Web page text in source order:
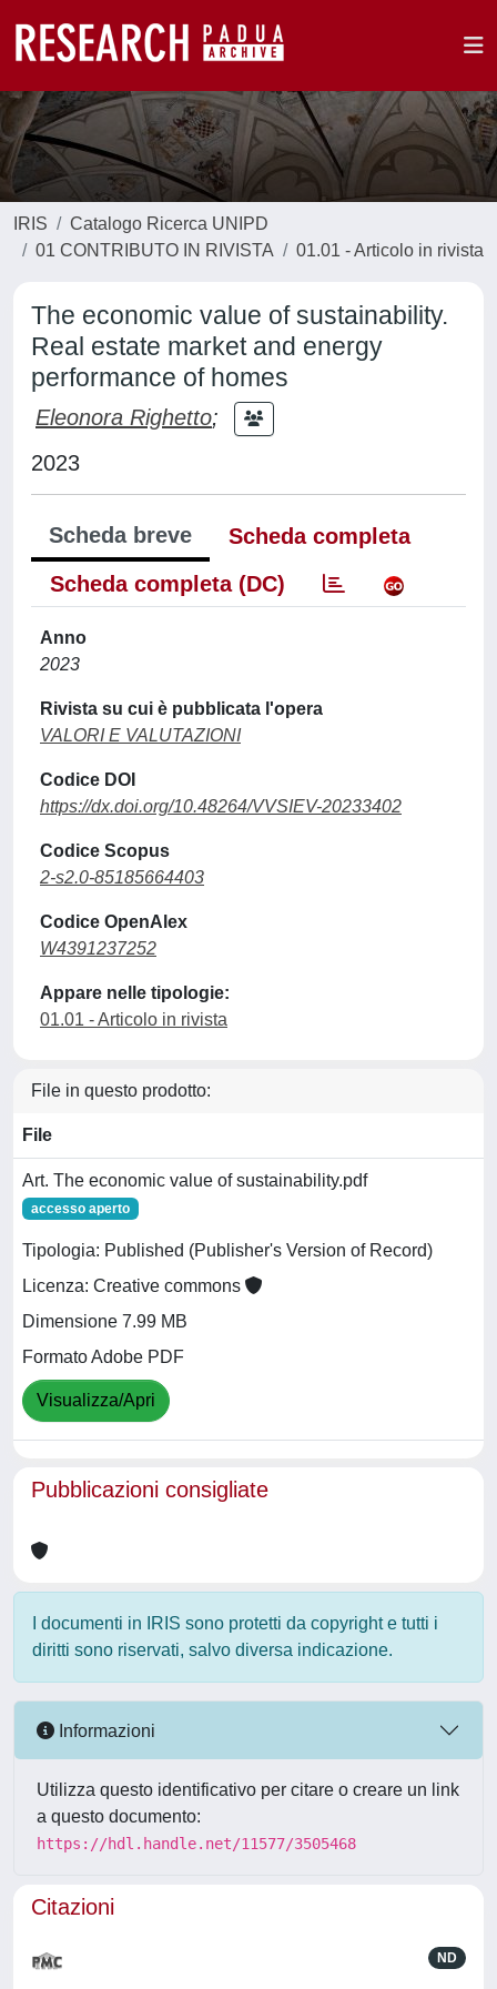
IRIS
Catalogo Ricerca UNIPD
01 CONTRIBUTO IN RIVISTA
01.01 - Articolo in rivista
The economic value of sustainability.
Real estate market and energy
performance of homes
Eleonora Righetto;
2023
Scheda breve
Scheda completa
Scheda completa (DC)
Anno
2023
Rivista su cui è pubblicata l'opera
VALORI E VALUTAZIONI
Codice DOI
https://dx.doi.org/10.48264/VVSIEV-20233402
Codice Scopus
2-s2.0-85185664403
Codice OpenAlex
W4391237252
Appare nelle tipologie:
01.01 - Articolo in rivista
File in questo prodotto:
File
Art. The economic value of sustainability.pdf
accesso aperto
Tipologia: Published (Publisher's Version of Record)
Licenza: Creative commons
Dimensione 7.99 MB
Formato Adobe PDF
Visualizza/Apri
Pubblicazioni consigliate
I documenti in IRIS sono protetti da copyright e tutti i
diritti sono riservati, salvo diversa indicazione.
Informazioni
Utilizza questo identificativo per citare o creare un link
a questo documento:
https://hdl.handle.net/11577/3505468
Citazioni
ND